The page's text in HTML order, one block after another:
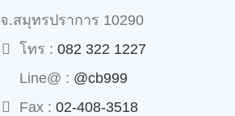
จ.สมุทรปราการ 10290
โทร : 082 322 1227
Line@ : @cb999
Fax : 02-408-3518